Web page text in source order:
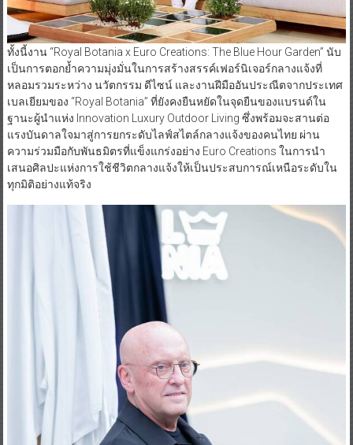
ทั้งนี้งาน “Royal Botania x Euro Creations: The Blue Hour Garden” นับ
เป็นการตอกย้ำความมุ่งมั่นในการสร้างสรรค์เฟอร์นิเจอร์กลางแจ้งที่
หลอมรวมระหว่าง นวัตกรรม ดีไซน์ และงานฝีมืออันประณีตจากประเทศ
เบลเยียมของ “Royal Botania” ที่ยังคงยืนหยัดในจุดยืนของแบรนด์ใน
ฐานะผู้นำแห่ง Innovation Luxury Outdoor Living ซึ่งพร้อมจะสานต่อ
แรงบันดาลใจมาสู่การยกระดับไลฟ์สไตล์กลางแจ้งของคนไทย ผ่าน
ความร่วมมือกับพันธมิตรที่แข็งแกร่งอย่าง Euro Creations ในการนำ
เสนอศิลปะแห่งการใช้ชีวิตกลางแจ้งให้เป็นประสบการณ์เหนือระดับใน
ทุกมิติอย่างแท้จริง